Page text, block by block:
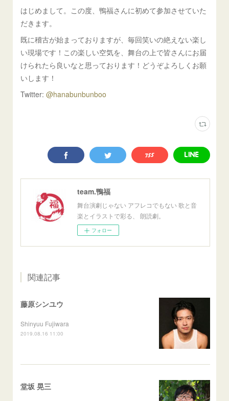
はじめまして。この度、鴨福さんに初めて参加させていた
だきます。
既に稽古が始まっておりますが、毎回笑いの絶えない楽し
い現場です！この楽しい空気を、舞台の上で皆さんにお届
けられたら良いなと思っております！どうぞよろしくお願
いします！
Twitter:@hanabunbunboo
team.鴨福
舞台演劇じゃない アフレコでもない 歌と音
楽とイラストで彩る、 朗読劇。
フォロー
関連記事
藤原シンユウ
Shinyuu Fujiwara
2019.08.16 11:00
堂坂 晃三